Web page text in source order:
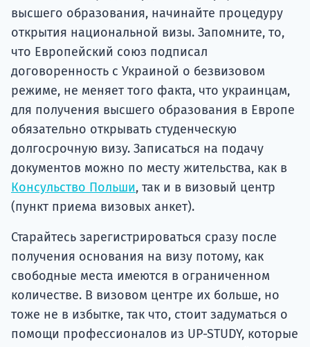
высшего образования, начинайте процедуру
открытия национальной визы. Запомните, то,
что Европейский союз подписал
договоренность с Украиной о безвизовом
режиме, не меняет того факта, что украинцам,
для получения высшего образования в Европе
обязательно открывать студенческую
долгосрочную визу. Записаться на подачу
документов можно по месту жительства, как в
Консульство Польши, так и в визовый центр
(пункт приема визовых анкет).
Старайтесь зарегистрироваться сразу после
получения основания на визу потому, как
свободные места имеются в ограниченном
количестве. В визовом центре их больше, но
тоже не в избытке, так что, стоит задуматься о
помощи профессионалов из UP-STUDY, которые